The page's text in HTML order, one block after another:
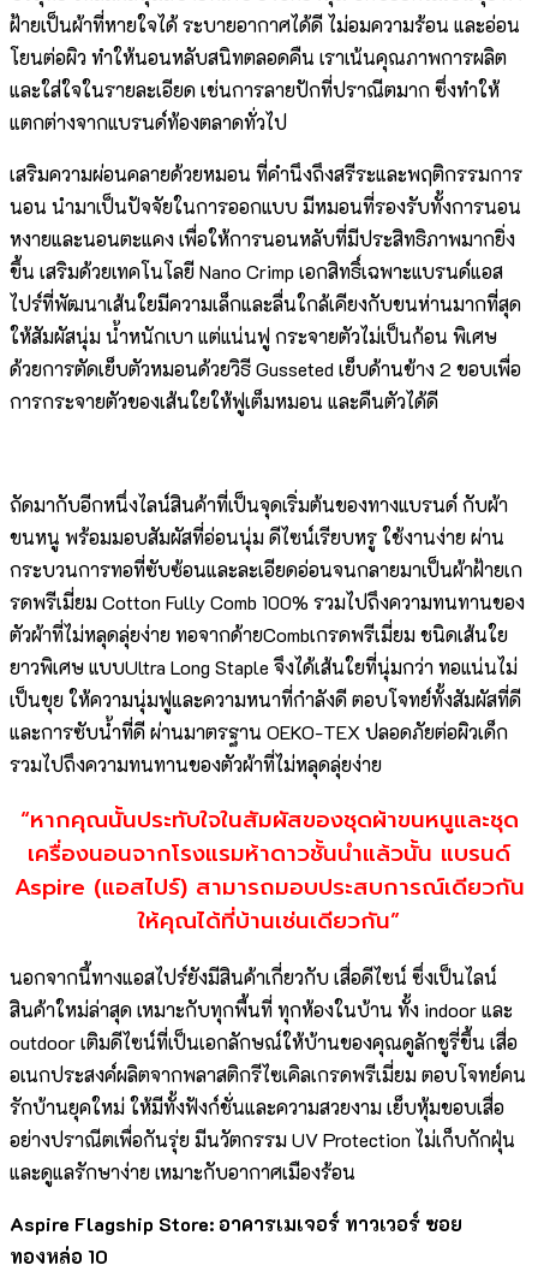
ฝ้ายเป็นผ้าที่หายใจได้ ระบายอากาศได้ดี ไม่อมความร้อน และอ่อน
โยนต่อผิว ทำให้นอนหลับสนิทตลอดคืน เราเน้นคุณภาพการผลิต
และใส่ใจในรายละเอียด เช่นการลายปักที่ปราณีตมาก ซึ่งทำให้
แตกต่างจากแบรนด์ท้องตลาดทั่วไป
เสริมความผ่อนคลายด้วยหมอน ที่คำนึงถึงสรีระและพฤติกรรมการ
นอน นำมาเป็นปัจจัยในการออกแบบ มีหมอนที่รองรับทั้งการนอน
หงายและนอนตะแคง เพื่อให้การนอนหลับที่มีประสิทธิภาพมากยิ่ง
ขึ้น เสริมด้วยเทคโนโลยี Nano Crimp เอกสิทธิ์เฉพาะแบรนด์แอส
ไปร์ที่พัฒนาเส้นใยมีความเล็กและลื่นใกล้เคียงกับขนห่านมากที่สุด
ให้สัมผัสนุ่ม น้ำหนักเบา แต่แน่นฟู กระจายตัวไม่เป็นก้อน พิเศษ
ด้วยการตัดเย็บตัวหมอนด้วยวิธี Gusseted เย็บด้านข้าง 2 ขอบเพื่อ
การกระจายตัวของเส้นใยให้ฟูเต็มหมอน และคืนตัวได้ดี
ถัดมากับอีกหนึ่งไลน์สินค้าที่เป็นจุดเริ่มต้นของทางแบรนด์ กับผ้า
ขนหนู พร้อมมอบสัมผัสที่อ่อนนุ่ม ดีไซน์เรียบหรู ใช้งานง่าย ผ่าน
กระบวนการทอที่ซับซ้อนและละเอียดอ่อนจนกลายมาเป็นผ้าฝ้ายเก
รดพรีเมี่ยม Cotton Fully Comb 100% รวมไปถึงความทนทานของ
ตัวผ้าที่ไม่หลุดลุ่ยง่าย ทอจากด้ายCombเกรดพรีเมี่ยม ชนิดเส้นใย
ยาวพิเศษ แบบUltra Long Staple จึงได้เส้นใยที่นุ่มกว่า ทอแน่นไม่
เป็นขุย ให้ความนุ่มฟูและความหนาที่กำลังดี ตอบโจทย์ทั้งสัมผัสที่ดี
และการซับน้ำที่ดี ผ่านมาตรฐาน OEKO-TEX ปลอดภัยต่อผิวเด็ก
รวมไปถึงความทนทานของตัวผ้าที่ไม่หลุดลุ่ยง่าย
“หากคุณนั้นประทับใจในสัมผัสของชุดผ้าขนหนูและชุด
เครื่องนอนจากโรงแรมห้าดาวชั้นนำแล้วนั้น แบรนด์
Aspire (แอสไปร์) สามารถมอบประสบการณ์เดียวกัน
ให้คุณได้ที่บ้านเช่นเดียวกัน”
นอกจากนี้ทางแอสไปร์ยังมีสินค้าเกี่ยวกับ เสื่อดีไซน์ ซึ่งเป็นไลน์
สินค้าใหม่ล่าสุด เหมาะกับทุกพื้นที่ ทุกห้องในบ้าน ทั้ง indoor และ
outdoor เติมดีไซน์ที่เป็นเอกลักษณ์ให้บ้านของคุณดูลักชูรี่ขึ้น เสื่อ
อเนกประสงค์ผลิตจากพลาสติกรีไซเคิลเกรดพรีเมี่ยม ตอบโจทย์คน
รักบ้านยุคใหม่ ให้มีทั้งฟังก์ชั่นและความสวยงาม เย็บหุ้มขอบเสื่อ
อย่างปราณีตเพื่อกันรุ่ย มีนวัตกรรม UV Protection ไม่เก็บกักฝุ่น
และดูแลรักษาง่าย เหมาะกับอากาศเมืองร้อน
Aspire Flagship Store: อาคารเมเจอร์ ทาวเวอร์ ซอย
ทองหล่อ 10